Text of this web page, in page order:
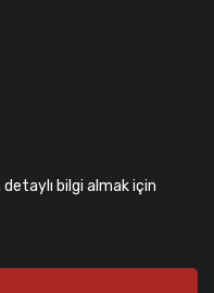
bilgi almak için